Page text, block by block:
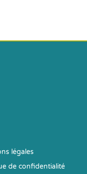
légales
de confidentialité